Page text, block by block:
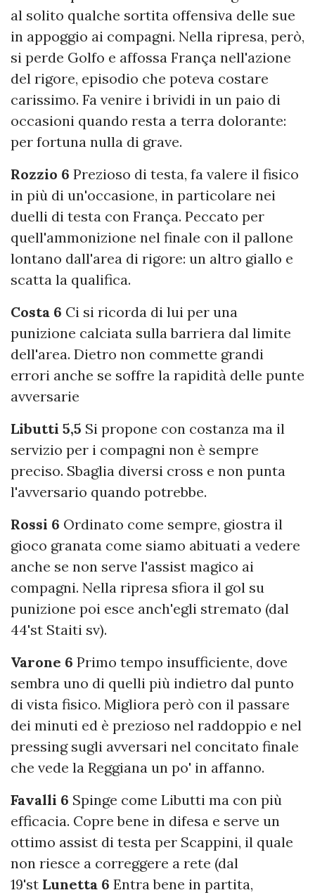
al solito qualche sortita offensiva delle sue
in appoggio ai compagni. Nella ripresa, però,
si perde Golfo e affossa França nell'azione
del rigore, episodio che poteva costare
carissimo. Fa venire i brividi in un paio di
occasioni quando resta a terra dolorante:
per fortuna nulla di grave.
Rozzio 6 Prezioso di testa, fa valere il fisico
in più di un'occasione, in particolare nei
duelli di testa con França. Peccato per
quell'ammonizione nel finale con il pallone
lontano dall'area di rigore: un altro giallo e
scatta la qualifica.
Costa 6 Ci si ricorda di lui per una
punizione calciata sulla barriera dal limite
dell'area. Dietro non commette grandi
errori anche se soffre la rapidità delle punte
avversarie
Libutti 5,5 Si propone con costanza ma il
servizio per i compagni non è sempre
preciso. Sbaglia diversi cross e non punta
l'avversario quando potrebbe.
Rossi 6 Ordinato come sempre, giostra il
gioco granata come siamo abituati a vedere
anche se non serve l'assist magico ai
compagni. Nella ripresa sfiora il gol su
punizione poi esce anch'egli stremato (dal
44'st Staiti sv).
Varone 6 Primo tempo insufficiente, dove
sembra uno di quelli più indietro dal punto
di vista fisico. Migliora però con il passare
dei minuti ed è prezioso nel raddoppio e nel
pressing sugli avversari nel concitato finale
che vede la Reggiana un po' in affanno.
Favalli 6 Spinge come Libutti ma con più
efficacia. Copre bene in difesa e serve un
ottimo assist di testa per Scappini, il quale
non riesce a correggere a rete (dal
19'st Lunetta 6 Entra bene in partita,